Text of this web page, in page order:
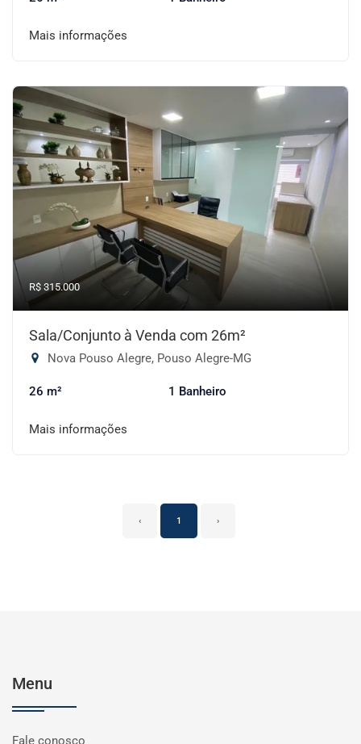
Mais informações
R$ 315.000
Sala/Conjunto à Venda com 26m²
Nova Pouso Alegre, Pouso Alegre-MG
26 m² 1 Banheiro
Mais informações
‹ 1 ›
Menu
Fale conosco